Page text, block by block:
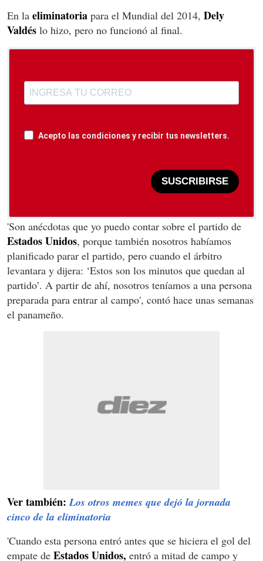
En la eliminatoria para el Mundial del 2014, Dely
Valdés lo hizo, pero no funcionó al final.
Acepto las condiciones y recibir tus newsletters.
SUSCRIBIRSE
'Son anécdotas que yo puedo contar sobre el partido de
Estados Unidos, porque también nosotros habíamos
planificado parar el partido, pero cuando el árbitro
levantara y dijera: ‘Estos son los minutos que quedan al
partido’. A partir de ahí, nosotros teníamos a una persona
preparada para entrar al campo', contó hace unas semanas
el panameño.
Ver también:Los otros memes que dejó la jornada
cinco de la eliminatoria
'Cuando esta persona entró antes que se hiciera el gol del
empate de Estados Unidos, entró a mitad de campo y